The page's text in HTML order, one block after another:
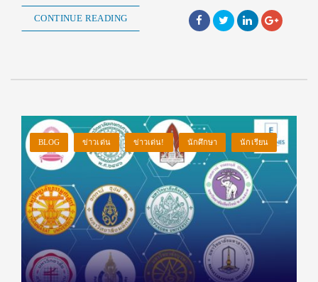
CONTINUE READING
BLOG ข่าวเด่น ข่าวเด่น! นักศึกษา นักเรียน